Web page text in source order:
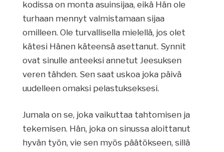
kodissa on monta asuinsijaa, eikä Hän ole
turhaan mennyt valmistamaan sijaa
omilleen. Ole turvallisella mielellä, jos olet
kätesi Hänen käteensä asettanut. Synnit
ovat sinulle anteeksi annetut Jeesuksen
veren tähden. Sen saat uskoa joka päivä
uudelleen omaksi pelastukseksesi.
Jumala on se, joka vaikuttaa tahtomisen ja
tekemisen. Hän, joka on sinussa aloittanut
hyvän työn, vie sen myös päätökseen, sillä